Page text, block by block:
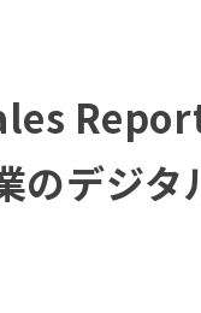
のデジタ